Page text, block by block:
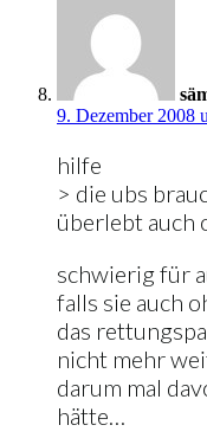
9. Dezember 2008
hilfe
> die ubs
überlebt auch
schwierig für
falls sie auch
das
nicht mehr
darum mal
hätte…